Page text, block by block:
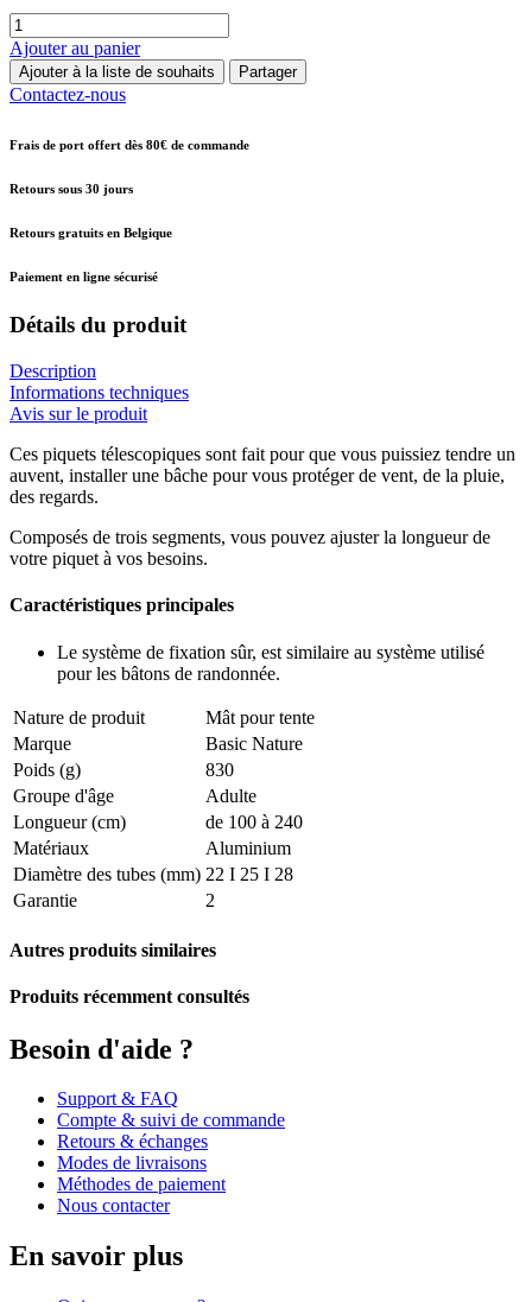
Ajouter au panier
Ajouter à la liste de souhaits Partager
Contactez-nous
Frais de port offert dès 80€ de commande
Retours sous 30 jours
Retours gratuits en Belgique
Paiement en ligne sécurisé
Détails du produit
Description
Informations techniques
Avis sur le produit
Ces piquets télescopiques sont fait pour que vous puissiez tendre un
auvent, installer une bâche pour vous protéger de vent, de la pluie,
des regards.
Composés de trois segments, vous pouvez ajuster la longueur de
votre piquet à vos besoins.
Caractéristiques principales
Le système de fixation sûr, est similaire au système utilisé
pour les bâtons de randonnée.
Nature de produit
Mât pour tente
Marque
Basic Nature
Poids (g)
830
Groupe d'âge
Adulte
Longueur (cm)
de 100 à 240
Matériaux
Aluminium
Diamètre des tubes (mm) 22 I 25 I 28
Garantie
2
Autres produits similaires
Produits récemment consultés
Besoin d'aide ?
Support & FAQ
Compte & suivi de commande
Retours & échanges
Modes de livraisons
Méthodes de paiement
Nous contacter
En savoir plus